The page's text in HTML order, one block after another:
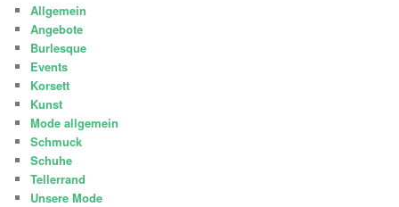
Allgemein
Angebote
Burlesque
Events
Korsett
Kunst
Mode allgemein
Schmuck
Schuhe
Tellerrand
Unsere Mode